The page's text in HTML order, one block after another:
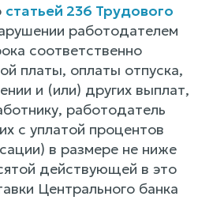
статьей 236 Трудового
работодателем
соответственно
платы, оплаты отпуска,
и (или) других выплат,
работодатель
с уплатой процентов
в размере не ниже
действующей в это
Центрального банка